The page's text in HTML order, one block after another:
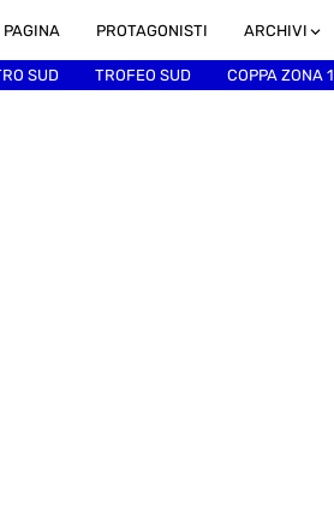
PAGINA PROTAGONISTI ARCHIVI
SUD TROFEO SUD COPPA ZONA 1